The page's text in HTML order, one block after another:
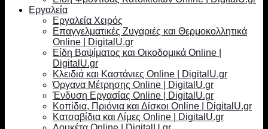
Εργαλεία
Εργαλεία Χειρός
Επαγγελματικές Ζυγαριές και Θερμοκολλητικά
Online | DigitalU.gr
Είδη Βαψίματος και Οικοδομικά Online |
DigitalU.gr
Κλειδιά και Καστάνιες Online | DigitalU.gr
Όργανα Μέτρησης Online | DigitalU.gr
Ένδυση Εργασίας Online | DigitalU.gr
Κοπίδια, Πριόνια και Δίσκοι Online | DigitalU.gr
Κατσαβίδια και Λίμες Online | DigitalU.gr